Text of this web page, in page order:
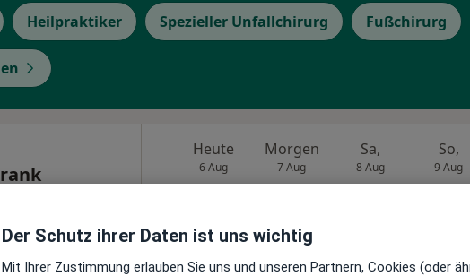
Heilpraktiker Spezieller Unfallchirurg Fußchirurg
Heute
6 Aug
Morgen
7 Aug
Sa,
8 Aug
So,
9 Aug
Online-Terminbuchung nicht verfügbar
Telefonnummer anzeigen
Der Schutz ihrer Daten ist uns wichtig
Mit Ihrer Zustimmung erlauben Sie uns und unseren Partnern, Cookies (oder